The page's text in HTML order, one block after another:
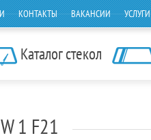
КОНТАКТЫ ВАКАНСИИ УСЛУГИ
Каталог стекол
1 F21